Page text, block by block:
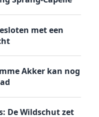
met een
Akker kan nog
De Wildschut zet